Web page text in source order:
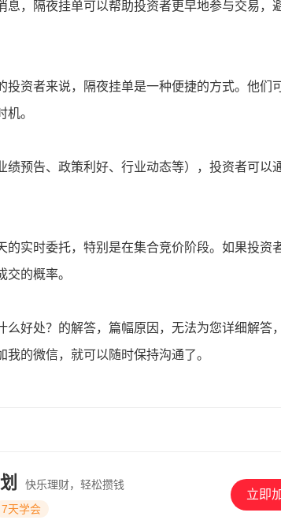
息，隔夜挂单可以帮助投资者更早地参与交易，
投资者来说，隔夜挂单是一种便捷的方式。他们
。
预告、政策利好、行业动态等），投资者可以
实时委托，特别是在集合竞价阶段。如果投资
的概率。
好处？的解答，篇幅原因，无法为您详细解答
的微信，就可以随时保持沟通了。
快乐理财，轻松攒钱
7天学会
立即